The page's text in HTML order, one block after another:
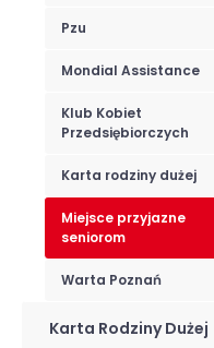
Pzu
Mondial Assistance
Klub Kobiet
Przedsiębiorczych
Karta rodziny dużej
Miejsce przyjazne
seniorom
Warta Poznań
Karta Rodziny Dużej